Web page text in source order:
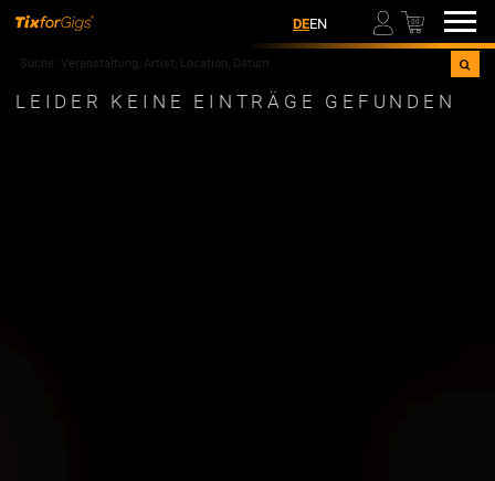
DEEN 00
LEIDER KEINE EINTRÄGE GEFUNDEN